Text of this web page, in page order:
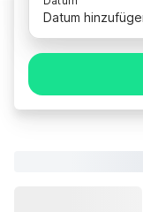
Datum